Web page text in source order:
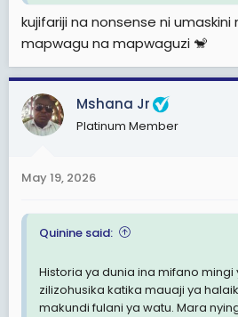
ya kihistoria.
Karibu kila mahali ambapo
mauaji makubwa dhidi ya
• ukweli ulijaribu kufichwa
• propaganda ilitumiwa,
• watu waliogopa kusema,
• baadhi ya wananchi walitetea
ya siasa au hofu.
Lakini baadaye:
• ushahidi ulitoka,
• dunia ilihukumu,
• na majina ya viongozi wengi
kihistoria milele.
kujifariji na nonsense ni
mapwagu na mapwaguzi 🐒
Mshana Jr
Platinum Member
May 19, 2026
Quinine said:
Historia ya dunia ina mifano
zilizohusika katika mauaji ya
makundi fulani ya watu. Mara